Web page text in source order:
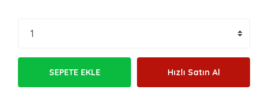
SEPETE EKLE Hızlı Satın Al